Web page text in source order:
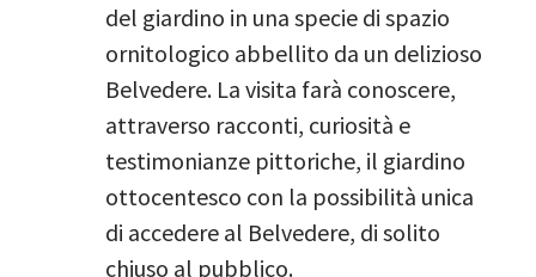
del giardino in una specie di spazio
ornitologico abbellito da un delizioso
Belvedere. La visita farà conoscere,
attraverso racconti, curiosità e
testimonianze pittoriche, il giardino
ottocentesco con la possibilità unica
di accedere al Belvedere, di solito
chiuso al pubblico. ​